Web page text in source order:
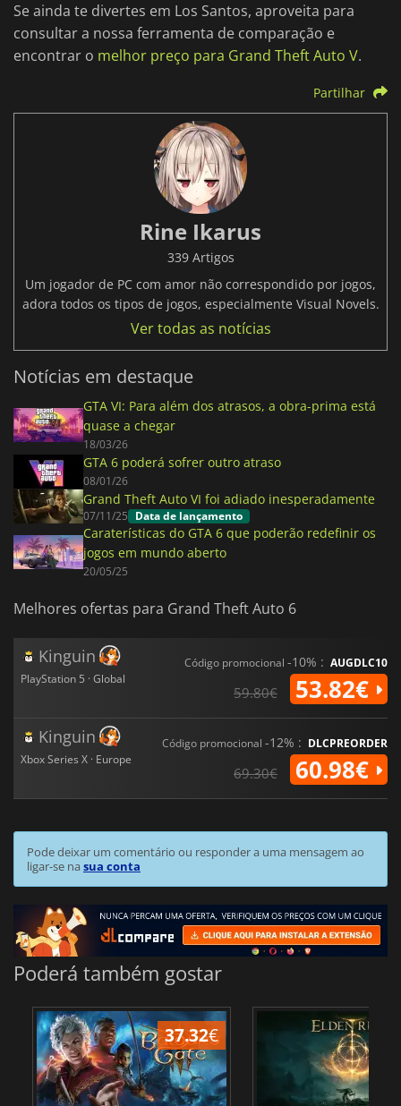
Se ainda te divertes em Los Santos, aproveita para
consultar a nossa ferramenta de comparação e
encontrar o melhor preço para Grand Theft Auto V.
Partilhar
Rine Ikarus
339 Artigos
Um jogador de PC com amor não correspondido por jogos,
adora todos os tipos de jogos, especialmente Visual Novels.
Ver todas as notícias
Notícias em destaque
GTA VI: Para além dos atrasos, a obra-prima está
quase a chegar
18/03/26
GTA 6 poderá sofrer outro atraso
08/01/26
Grand Theft Auto VI foi adiado inesperadamente
07/11/25 Data de lançamento
Caraterísticas do GTA 6 que poderão redefinir os
jogos em mundo aberto
20/05/25
Melhores ofertas para Grand Theft Auto 6
Kinguin
PlayStation 5 · Global
Código promocional -10% : AUGDLC10
59.80€ 53.82€
Kinguin
Xbox Series X · Europe
Código promocional -12% : DLCPREORDER
69.30€ 60.98€
Pode deixar um comentário ou responder a uma mensagem ao
ligar-se nasua conta
Poderá também gostar
37.32€